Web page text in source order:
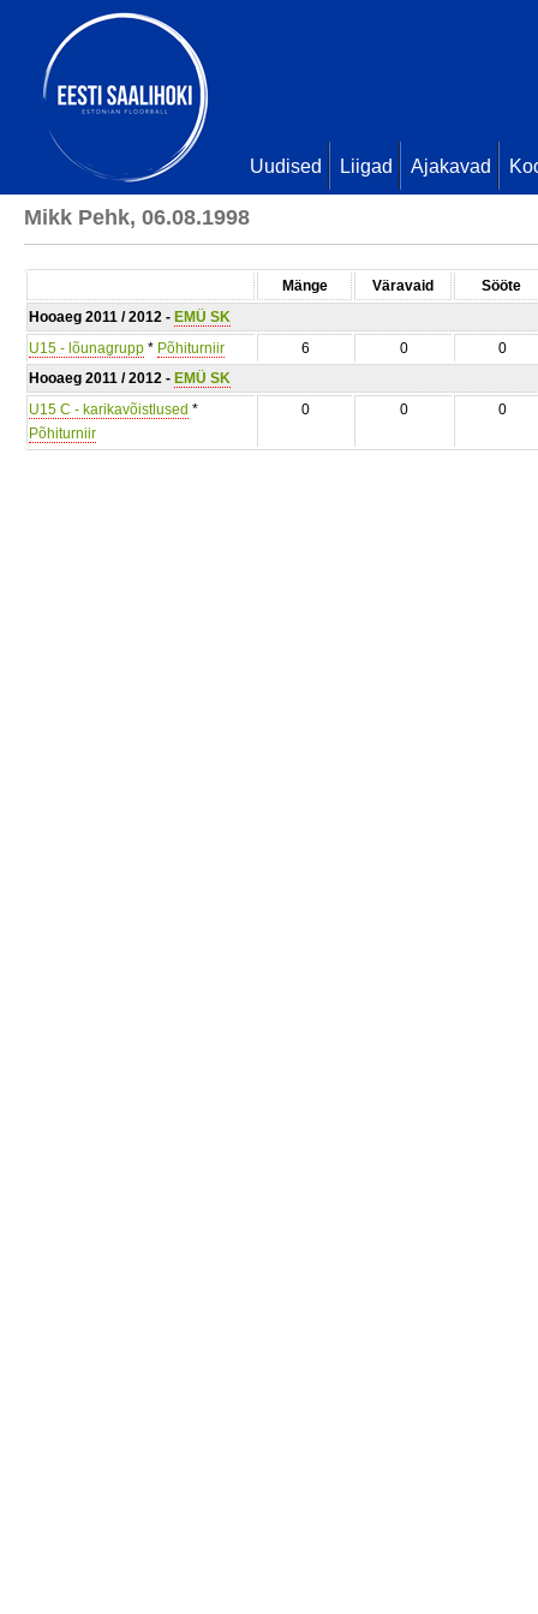
Uudised Liigad Ajakavad
Mikk Pehk, 06.08.1998
Mänge Väravaid
Sööte
Hooaeg 2011 / 2012 - EMÜ SK
U15 - lõunagrupp * Põhiturniir 6 0
0
Hooaeg 2011 / 2012 - EMÜ SK
U15 C - karikavõistlused *
Põhiturniir
0 0 0